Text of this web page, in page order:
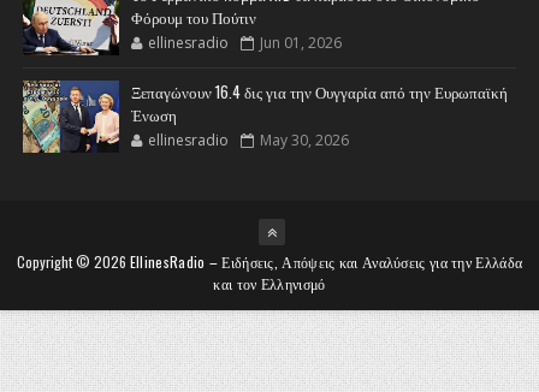
Φόρουμ του Πούτιν
ellinesradio Jun 01, 2026
Ξεπαγώνουν 16.4 δις για την Ουγγαρία από την Ευρωπαϊκή
Ένωση
ellinesradio May 30, 2026
Copyright © 2026 EllinesRadio – Ειδήσεις, Απόψεις και Αναλύσεις για την Ελλάδα
και τον Ελληνισμό